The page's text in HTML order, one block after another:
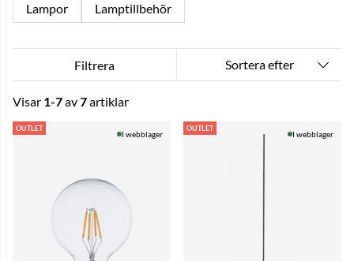
Lampor Lamptillbehör
Filtrera Sortera efter
Visar 1-7av7artiklar
Produkter
OUTLET
I webblager
OUTLET
I webblager